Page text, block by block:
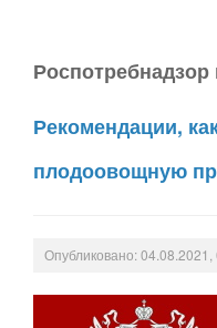
Рекомендации,
плодоовощную
Опубликовано: 04.08.2021,